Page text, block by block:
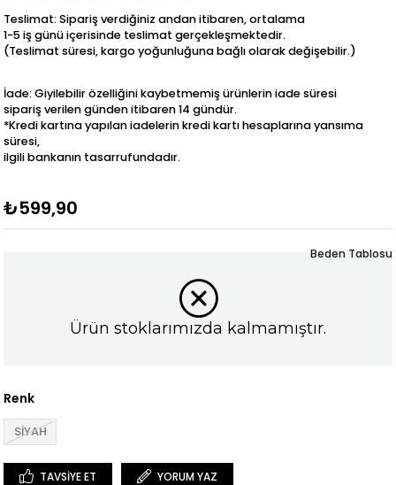
Teslimat: Sipariş verdiğiniz andan itibaren, ortalama
1-5 iş günü içerisinde teslimat gerçekleşmektedir.
(Teslimat süresi, kargo yoğunluğuna bağlı olarak değişebilir.)
İade: Giyilebilir özelliğini kaybetmemiş ürünlerin iade süresi
sipariş verilen günden itibaren 14 gündür.
*Kredi kartına yapılan iadelerin kredi kartı hesaplarına yansıma
süresi,
ilgili bankanın tasarrufundadır.
₺599,90
Ürün stoklarımızda kalmamıştır.
Renk
SİYAH
Beden Tablosu
TAVSIYE ET YORUM YAZ